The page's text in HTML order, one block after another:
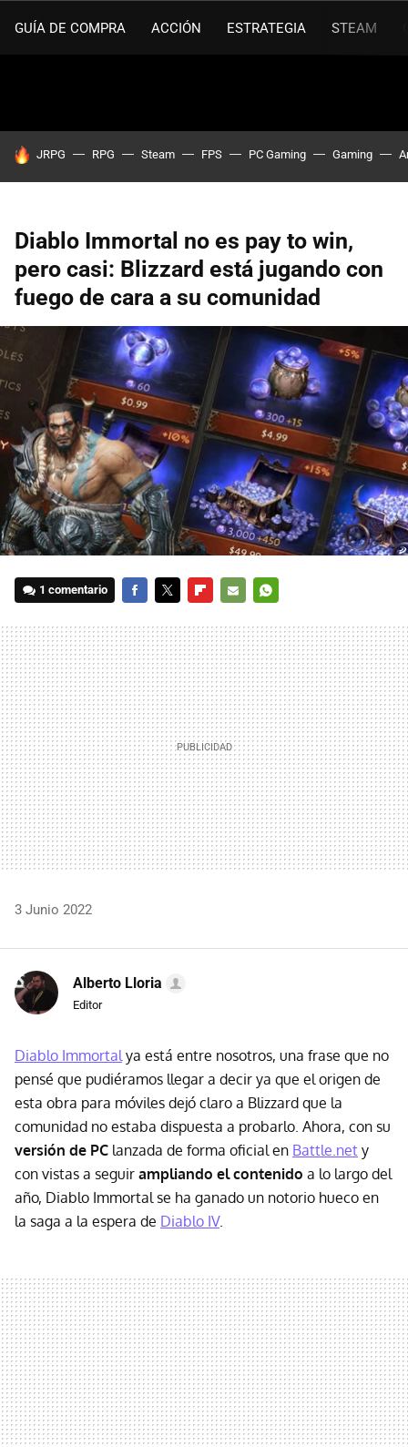
GUÍA DE COMPRA ACCIÓN ESTRATEGIA STEAM
HOY SE HABLA DE
JRPG RPG Steam FPS PC Gaming Gaming
Diablo Immortal no es pay to win,
pero casi: Blizzard está jugando con
fuego de cara a su comunidad
1 comentario
MAIL
3 Junio 2022
Alberto Lloria
Editor
Diablo Immortal ya está entre nosotros, una frase que no
pensé que pudiéramos llegar a decir ya que el origen de
esta obra para móviles dejó claro a Blizzard que la
comunidad no estaba dispuesta a probarlo. Ahora, con su
versión de PC lanzada de forma oficial en Battle.net y
con vistas a seguir ampliando el contenido a lo largo del
año, Diablo Immortal se ha ganado un notorio hueco en
la saga a la espera de Diablo IV.